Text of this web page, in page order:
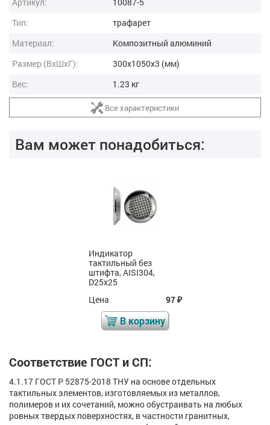
Тип:
трафарет
Материал:
Композитный алюминий
Размер (ВxШxГ):
300x1050x3 (мм)
Вес:
1.23 кг
Все характеристики
Вам может понадобиться:
Индикатор
тактильный без
штифта, AISI304,
D25x25
Цена
97₽
В корзину
Соответствие ГОСТ и СП:
4.1.17 ГОСТ Р 52875-2018 ТНУ на основе отдельных
тактильных элементов, изготовляемых из металлов,
полимеров и их сочетаний, можно обустраивать на любых
ровных твердых поверхностях, в частности гранитных,